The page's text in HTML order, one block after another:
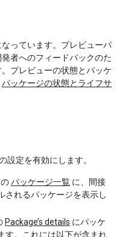
っています。プレビューパ
者へのフィードバックのた
プレビューの状態とパッケ
パッケージの状態とライフサ
設定を有効にします。
パッケージ一覧 に、間接
されるパッケージを表示し
Package’s details にパッケ
す。これには以下が含まれ